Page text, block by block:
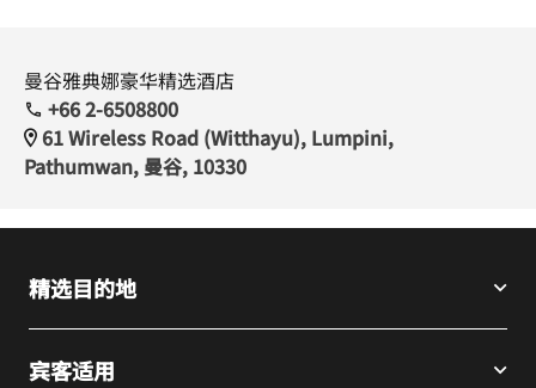
曼谷雅典娜豪华精选酒店
+66 2-6508800
61 Wireless Road (Witthayu), Lumpini,
Pathumwan, 曼谷, 10330
精选目的地
宾客适用